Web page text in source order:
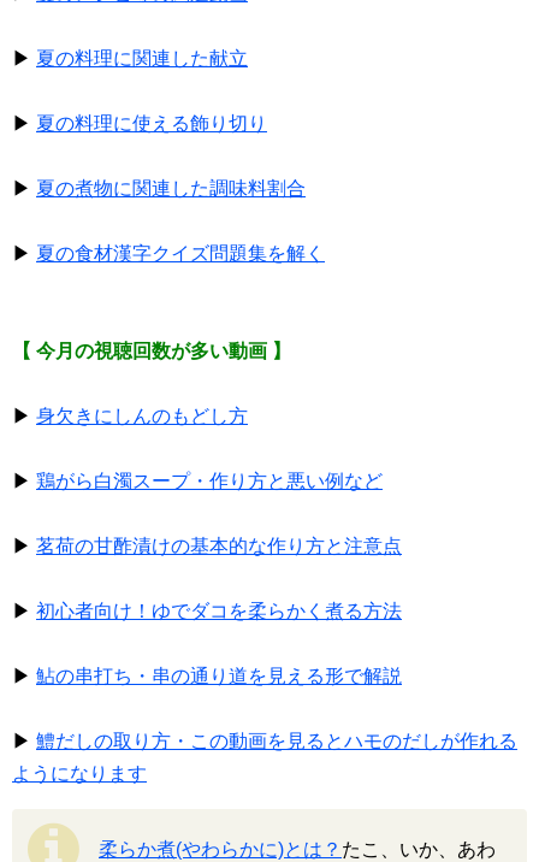
▶ 夏の料理に関連した献立
▶ 夏の料理に使える飾り切り
▶ 夏の煮物に関連した調味料割合
▶ 夏の食材漢字クイズ問題集を解く
【 今月の視聴回数が多い動画 】
▶ 身欠きにしんのもどし方
▶ 鶏がら白濁スープ・作り方と悪い例など
▶ 茗荷の甘酢漬けの基本的な作り方と注意点
▶ 初心者向け！ゆでダコを柔らかく煮る方法
▶ 鮎の串打ち・串の通り道を見える形で解説
▶ 鱧だしの取り方・この動画を見るとハモのだしが作れる
ようになります
柔らか煮(やわらかに)とは？ たこ、いか、あわ